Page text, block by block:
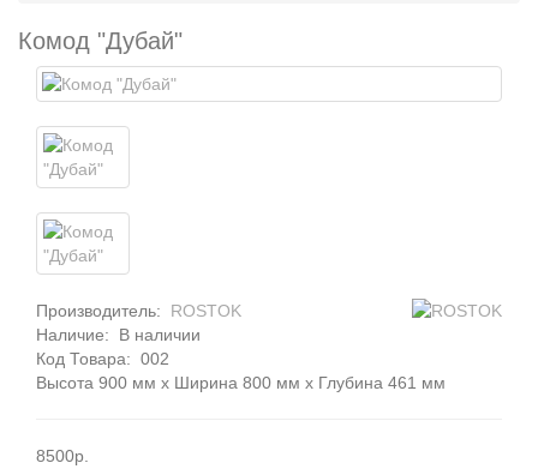
Комод "Дубай"
Производитель:
ROSTOK
Наличие: В наличии
Код Товара: 002
Высота 900 мм x Ширина 800 мм x Глубина 461 мм
8500р.